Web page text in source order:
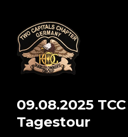
09.08.2025 TCC
Tagestour